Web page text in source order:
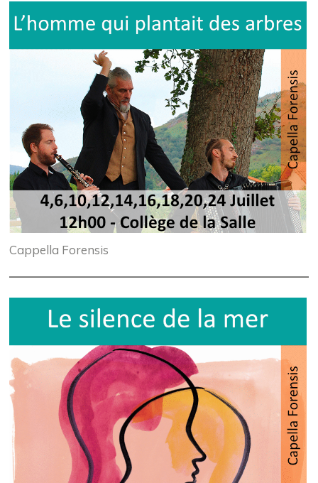
Cappella Forensis